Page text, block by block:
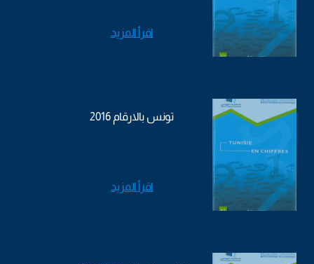
اقرأ المزيد
تونس بالارقام 2016
اقرأ المزيد